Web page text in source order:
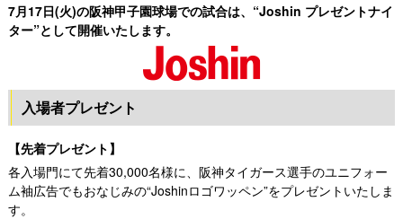
7月17日(火)の阪神甲子園球場での試合は、“Joshin プレゼントナイ
ター”として開催いたします。
入場者プレゼント
【先着プレゼント】
各入場門にて先着30,000名様に、阪神タイガース選手のユニフォー
ム袖広告でもおなじみの“Joshinロゴワッペン”をプレゼントいたしま
す。